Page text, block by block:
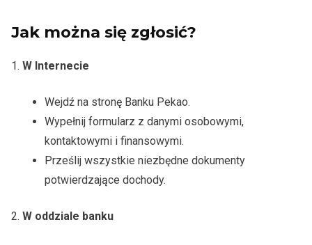
Jak można się zgłosić?
1. W Internecie
Wejdź na stronę Banku Pekao.
Wypełnij formularz z danymi osobowymi,
kontaktowymi i finansowymi.
Prześlij wszystkie niezbędne dokumenty
potwierdzające dochody.
2. W oddziale banku